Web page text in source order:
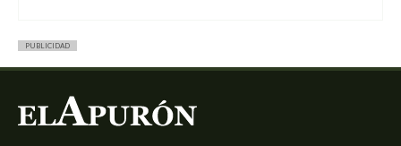
PUBLICIDAD